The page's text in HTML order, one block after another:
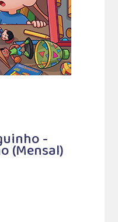
-
(Mensal)